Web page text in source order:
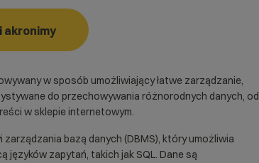
akronimy
w sposób umożliwiający łatwe zarządzanie,
do przechowywania różnorodnych danych, od
wsklepie internetowym.
zarządzania bazą danych (DBMS), który umożliwia
zapytań, takich jak SQL. Dane są